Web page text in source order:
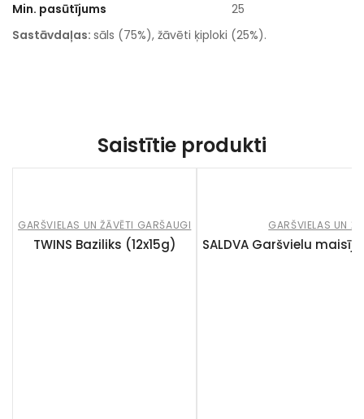
Min. pasūtījums
25
Sastāvdaļas: sāls (75%), žāvēti ķiploki (25%).
Saistītie produkti
GARŠVIELAS UN ŽĀVĒTI GARŠAUGI
TWINS Baziliks (12x15g)
GARŠVIELAS UN
SALDVA Garšvielu